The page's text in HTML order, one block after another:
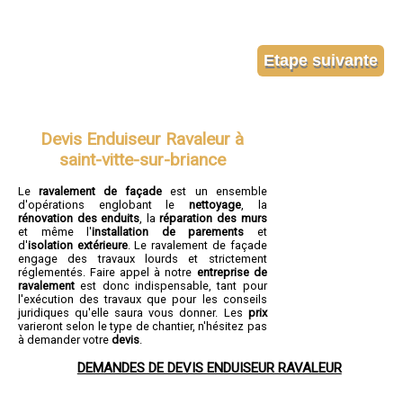
Devis Enduiseur Ravaleur à
saint-vitte-sur-briance
Leravalement de façade est un ensemble
d'opérations englobant le nettoyage, la
rénovation des enduits , laréparation des murs
et même l'installation de parements et
d'isolation extérieure. Le ravalement de façade
engage des travaux lourds et strictement
réglementés. Faire appel à notre entreprise de
ravalement est donc indispensable, tant pour
l'exécution des travaux que pour les conseils
juridiques qu'elle saura vous donner. Les prix
varieront selon le type de chantier, n'hésitez pas
à demander votre devis
DEMANDES DE DEVIS ENDUISEUR RAVALEUR